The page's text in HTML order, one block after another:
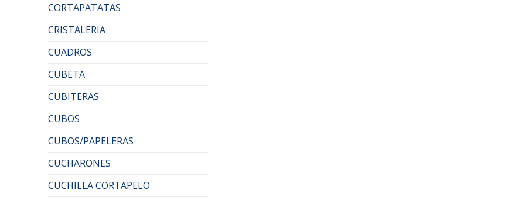
CORTAPATATAS
CRISTALERIA
CUADROS
CUBETA
CUBITERAS
CUBOS
CUBOS/PAPELERAS
CUCHARONES
CUCHILLA CORTAPELO